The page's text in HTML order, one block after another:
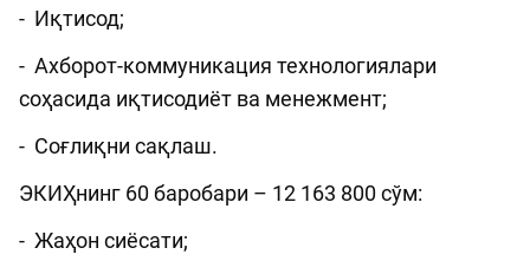
- Иқтисод;
- Ахборот-коммуникация технологиялари
соҳасида иқтисодиёт ва менежмент;
- Соғлиқни сақлаш.
ЭКИҲнинг 60 баробари – 12 163 800 сўм:
- Жаҳон сиёсати;